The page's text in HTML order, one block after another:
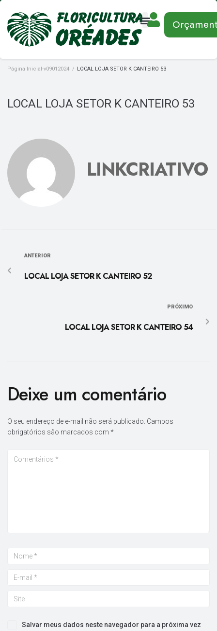
Página Inicial-v09012024 / LOCAL LOJA SETOR K CANTEIRO 53
LOCAL LOJA SETOR K CANTEIRO 53
LINKCRIATIVO
ANTERIOR
LOCAL LOJA SETOR K CANTEIRO 52
PRÓXIMO
LOCAL LOJA SETOR K CANTEIRO 54
Deixe um comentário
O seu endereço de e-mail não será publicado. Campos
obrigatórios são marcados com *
Salvar meus dados neste navegador para a próxima vez